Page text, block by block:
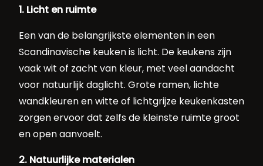
1. Licht en ruimte
Een van de belangrijkste elementen in een
Scandinavische keuken is licht. De keukens zijn
vaak wit of zacht van kleur, met veel aandacht
voor natuurlijk daglicht. Grote ramen, lichte
wandkleuren en witte of lichtgrijze keukenkasten
zorgen ervoor dat zelfs de kleinste ruimte groot
en open aanvoelt.
2. Natuurlijke materialen